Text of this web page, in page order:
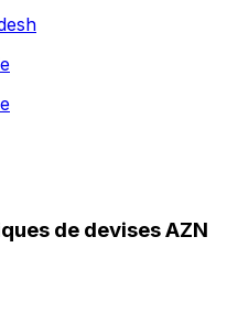
de devises AZN